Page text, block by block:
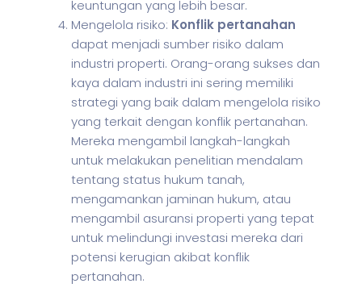
keuntungan yang lebih besar.
Mengelola risiko: Konflik pertanahan
dapat menjadi sumber risiko dalam
industri properti. Orang-orang sukses dan
kaya dalam industri ini sering memiliki
strategi yang baik dalam mengelola risiko
yang terkait dengan konflik pertanahan.
Mereka mengambil langkah-langkah
untuk melakukan penelitian mendalam
tentang status hukum tanah,
mengamankan jaminan hukum, atau
mengambil asuransi properti yang tepat
untuk melindungi investasi mereka dari
potensi kerugian akibat konflik
pertanahan.